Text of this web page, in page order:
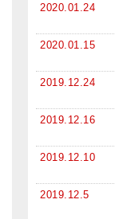
2020.01.24
2020.01.15
2019.12.24
2019.12.16
2019.12.10
2019.12.5